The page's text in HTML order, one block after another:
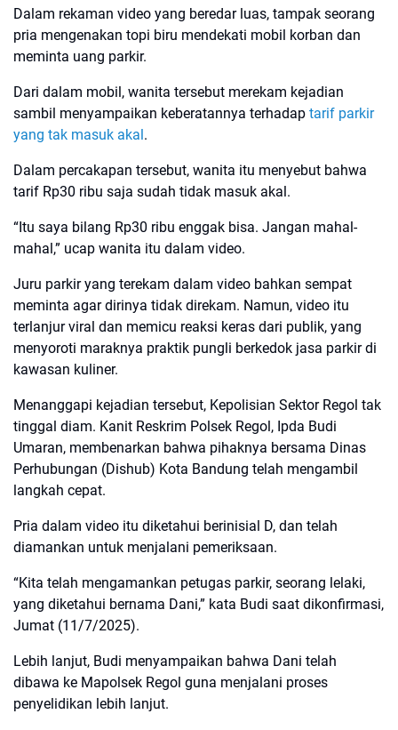
Dalam rekaman video yang beredar luas, tampak seorang
pria mengenakan topi biru mendekati mobil korban dan
meminta uang parkir.
Dari dalam mobil, wanita tersebut merekam kejadian
sambil menyampaikan keberatannya terhadap tarif parkir
yang tak masuk akal.
Dalam percakapan tersebut, wanita itu menyebut bahwa
tarif Rp30 ribu saja sudah tidak masuk akal.
“Itu saya bilang Rp30 ribu enggak bisa. Jangan mahal-
mahal,” ucap wanita itu dalam video.
Juru parkir yang terekam dalam video bahkan sempat
meminta agar dirinya tidak direkam. Namun, video itu
terlanjur viral dan memicu reaksi keras dari publik, yang
menyoroti maraknya praktik pungli berkedok jasa parkir di
kawasan kuliner.
Menanggapi kejadian tersebut, Kepolisian Sektor Regol tak
tinggal diam. Kanit Reskrim Polsek Regol, Ipda Budi
Umaran, membenarkan bahwa pihaknya bersama Dinas
Perhubungan (Dishub) Kota Bandung telah mengambil
langkah cepat.
Pria dalam video itu diketahui berinisial D, dan telah
diamankan untuk menjalani pemeriksaan.
“Kita telah mengamankan petugas parkir, seorang lelaki,
yang diketahui bernama Dani,” kata Budi saat dikonfirmasi,
Jumat (11/7/2025).
Lebih lanjut, Budi menyampaikan bahwa Dani telah
dibawa ke Mapolsek Regol guna menjalani proses
penyelidikan lebih lanjut.